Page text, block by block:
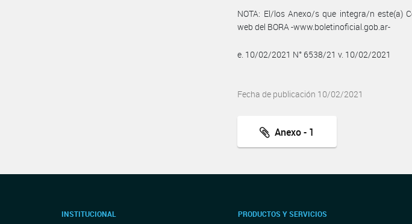
NOTA: El/los Anexo/s que integra/n este(a)
web del BORA -www.boletinoficial.gob.ar-
e. 10/02/2021 N° 6538/21 v. 10/02/2021
Fecha de publicación 10/02/2021
Anexo - 1
INSTITUCIONAL PRODUCTOS Y SERVICIOS